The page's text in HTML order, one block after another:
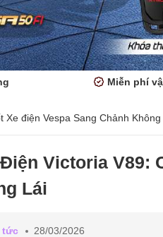
Miễn phí
Xe điện Vespa Sang Chảnh
Victoria V89:
Lái
tức 28/03/2026